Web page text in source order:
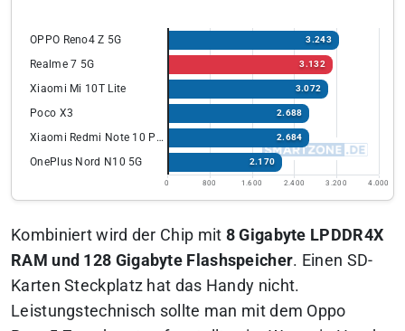
OPPO Reno4 Z 5G 3.243
Realme 7 5G 3.132
Xiaomi Mi 10T Lite 3.072
Poco X3 2.688
Xiaomi Redmi Note 10 Pro 2.684
OnePlus Nord N10 5G 2.170
0 800 1.600 2.400 3.200 4.000
Kombiniert wird der Chip mit 8 Gigabyte LPDDR4X
RAM und 128 Gigabyte Flashspeicher. Einen SD-
Karten Steckplatz hat das Handy nicht.
Leistungstechnisch sollte man mit dem Oppo